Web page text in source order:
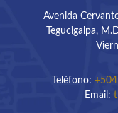
Avenida
Tegucigalpa,
Teléfono:
Email: